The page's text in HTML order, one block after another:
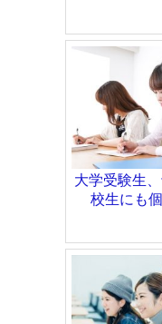
大学受験生
校生にも